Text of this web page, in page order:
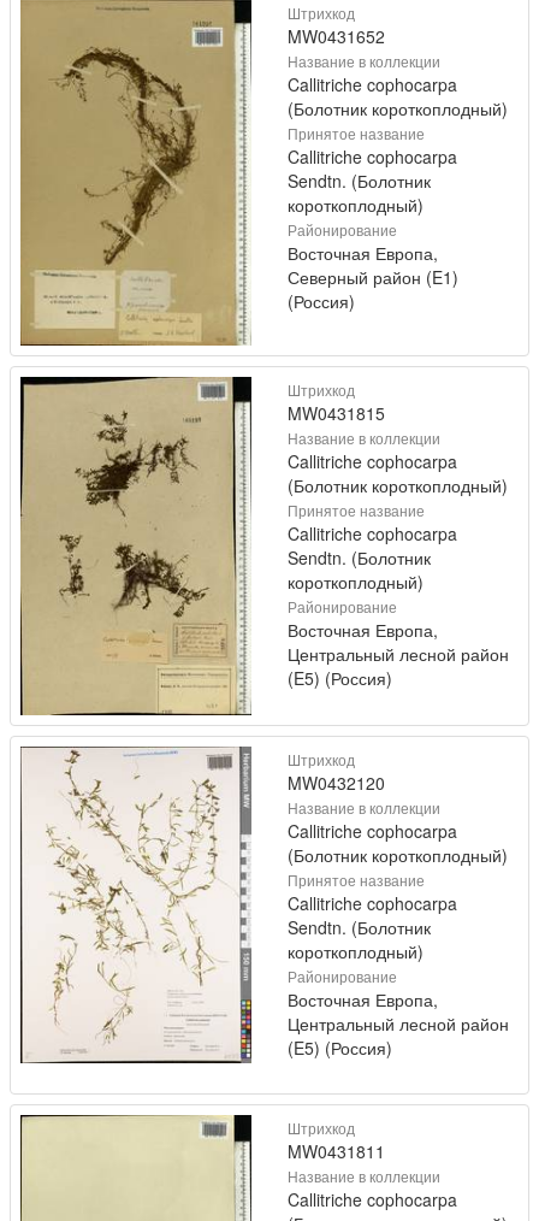
Штрихкод
MW0431652
Название в коллекции
Callitriche cophocarpa
(Болотник короткоплодный)
Принятое название
Callitriche cophocarpa
Sendtn. (Болотник
короткоплодный)
Районирование
Восточная Европа,
Северный район (E1)
(Россия)
Штрихкод
MW0431815
Название в коллекции
Callitriche cophocarpa
(Болотник короткоплодный)
Принятое название
Callitriche cophocarpa
Sendtn. (Болотник
короткоплодный)
Районирование
Восточная Европа,
Центральный лесной район
(E5) (Россия)
Штрихкод
MW0432120
Название в коллекции
Callitriche cophocarpa
(Болотник короткоплодный)
Принятое название
Callitriche cophocarpa
Sendtn. (Болотник
короткоплодный)
Районирование
Восточная Европа,
Центральный лесной район
(E5) (Россия)
Штрихкод
MW0431811
Название в коллекции
Callitriche cophocarpa